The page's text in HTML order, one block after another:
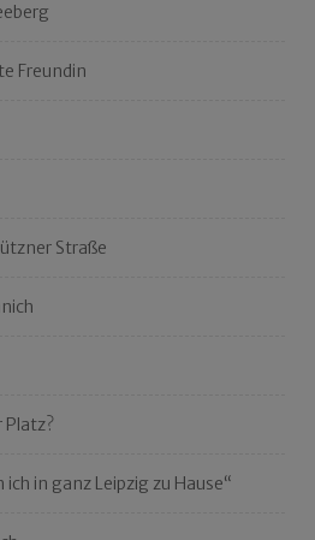
Freundin
Straße
Platz?
in ganz Leipzig zu Hause“